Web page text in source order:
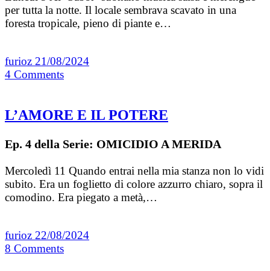
per tutta la notte. Il locale sembrava scavato in una
foresta tropicale, pieno di piante e…
furioz 21/08/2024
4 Comments
L’AMORE E IL POTERE
Ep. 4 della Serie: OMICIDIO A MERIDA
Mercoledì 11 Quando entrai nella mia stanza non lo vidi
subito. Era un foglietto di colore azzurro chiaro, sopra il
comodino. Era piegato a metà,…
furioz 22/08/2024
8 Comments